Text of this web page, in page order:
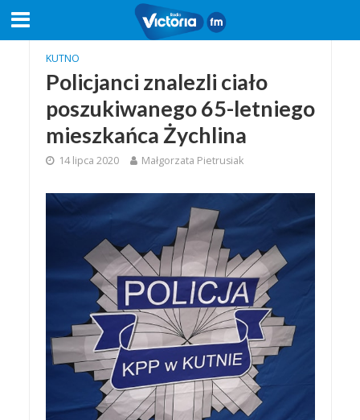
KUTNO
Policjanci znalezli ciało
poszukiwanego 65-letniego
mieszkańca Żychlina
14 lipca 2020 Małgorzata Pietrusiak